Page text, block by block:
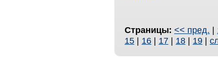
Страницы: << пред. |
15 | 16 | 17 | 18 | 19 |